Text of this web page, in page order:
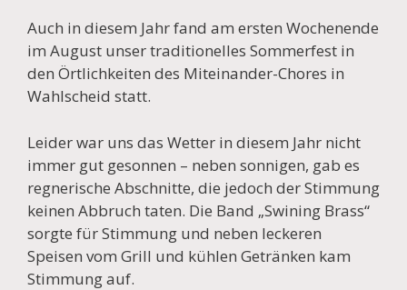
Auch in diesem Jahr fand am ersten Wochenende
im August unser traditionelles Sommerfest in
den Örtlichkeiten des Miteinander-Chores in
Wahlscheid statt.
Leider war uns das Wetter in diesem Jahr nicht
immer gut gesonnen – neben sonnigen, gab es
regnerische Abschnitte, die jedoch der Stimmung
keinen Abbruch taten. Die Band „Swining Brass“
sorgte für Stimmung und neben leckeren
Speisen vom Grill und kühlen Getränken kam
Stimmung auf.